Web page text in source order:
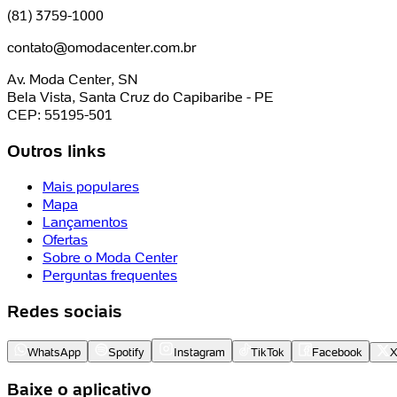
(81) 3759-1000
contato@omodacenter.com.br
Av. Moda Center, SN
Bela Vista, Santa Cruz do Capibaribe - PE
CEP: 55195-501
Outros links
Mais populares
Mapa
Lançamentos
Ofertas
Sobre o Moda Center
Perguntas frequentes
Redes sociais
WhatsApp Spotify Instagram TikTok Facebook X
Baixe o aplicativo